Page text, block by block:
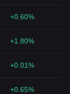
+0.60%
+1.80%
+0.01%
+0.65%